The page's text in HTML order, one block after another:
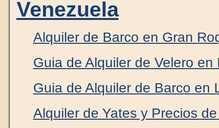
Venezuela
Alquiler de Barco en Gran
Guia de Alquiler de Velero en
Guia de Alquiler de Barco en
Alquiler de Yates y Precios